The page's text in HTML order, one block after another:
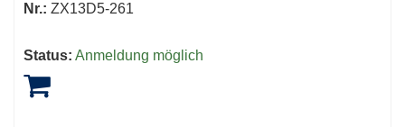
Nr.: ZX13D5-261
Status: Anmeldung möglich